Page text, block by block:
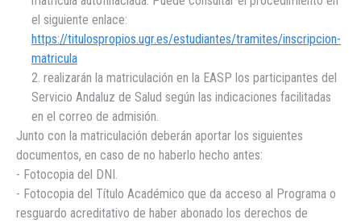
el siguiente enlace:
https://titulospropios.ugr.es/estudiantes/tramites/inscripcion-
matricula
2. realizarán la matriculación en la EASP los participantes del
Servicio Andaluz de Salud según las indicaciones facilitadas
en el correo de admisión.
Junto con la matriculación deberán aportar los siguientes
documentos, en caso de no haberlo hecho antes:
- Fotocopia del DNI.
- Fotocopia del Título Académico que da acceso al Programa o
resguardo acreditativo de haber abonado los derechos de